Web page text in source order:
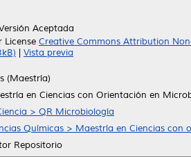
Aceptada
License Creative Commons Attribution
Vista previa
(Maestría)
en Ciencias con Orientación en
> QR Microbiología
Químicas > Maestría en Ciencias
Repositorio